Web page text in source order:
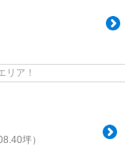
リア！
坪）